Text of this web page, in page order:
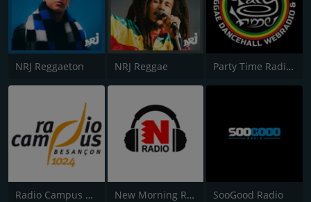
NRJ Reggaeton NRJ Reggae Party Time Radio Reggae
Radio Campus Besançon New Morning Radio SooGood Radio